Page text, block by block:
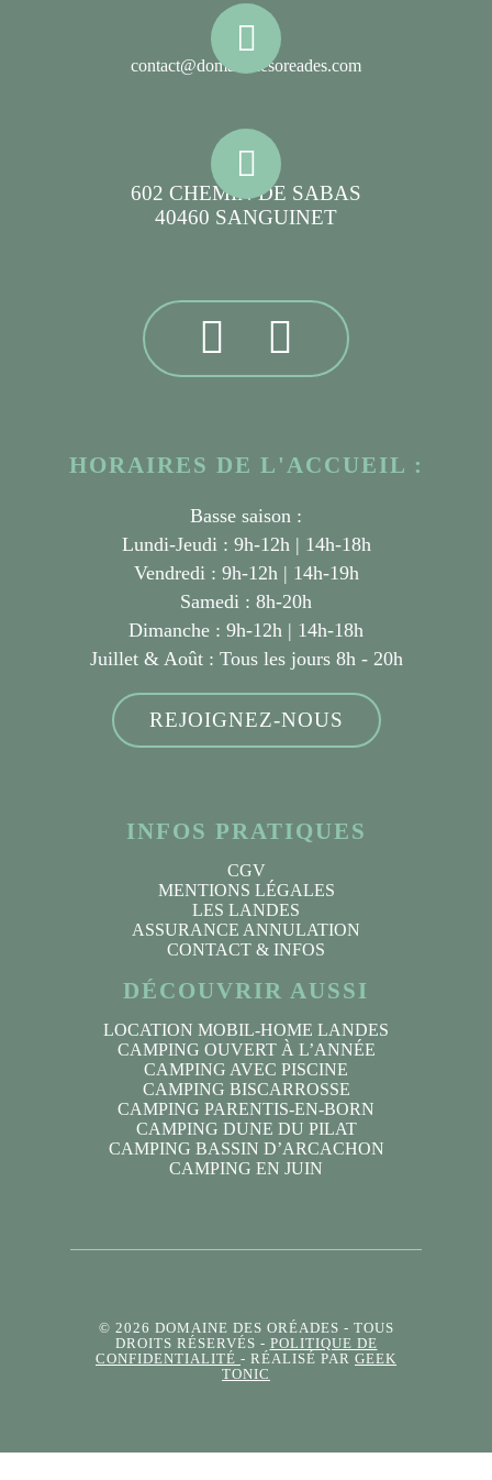
contact@domainelesoreades.com
602 CHEMIN DE SABAS
40460 SANGUINET
HORAIRES DE L'ACCUEIL :
Basse saison :
Lundi-Jeudi : 9h-12h | 14h-18h
Vendredi : 9h-12h | 14h-19h
Samedi : 8h-20h
Dimanche : 9h-12h | 14h-18h
Juillet & Août : Tous les jours 8h - 20h
REJOIGNEZ-NOUS
INFOS PRATIQUES
CGV
MENTIONS LÉGALES
LES LANDES
ASSURANCE ANNULATION
CONTACT & INFOS
DÉCOUVRIR AUSSI
LOCATION MOBIL-HOME LANDES
CAMPING OUVERT À L’ANNÉE
CAMPING AVEC PISCINE
CAMPING BISCARROSSE
CAMPING PARENTIS-EN-BORN
CAMPING DUNE DU PILAT
CAMPING BASSIN D’ARCACHON
CAMPING EN JUIN
© 2026 DOMAINE DES ORÉADES - TOUS
DROITS RÉSERVÉS - POLITIQUE DE
CONFIDENTIALITÉ - RÉALISÉ PAR GEEK
TONIC